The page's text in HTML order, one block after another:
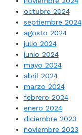
octubre 2024
septiembre 2024
agosto 2024
julio 2024
junio 2024
mayo 2024
abril 2024
marzo 2024
febrero 2024
enero 2024
diciembre 2023
noviembre 2023